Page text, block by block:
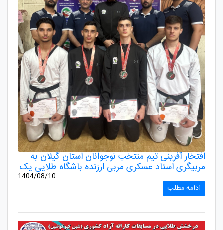
افتخار آفرینی تیم منتخب نوجوانان استان گیلان به
مربیگری استاد عسکری مربی ارزنده باشگاه طلایی یک
1404/08/10
ادامه مطلب